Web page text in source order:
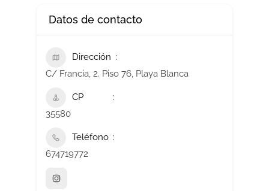
Datos de contacto
Dirección
C/ Francia, 2. Piso 76, Playa Blanca
CP
35580
Teléfono
674719772